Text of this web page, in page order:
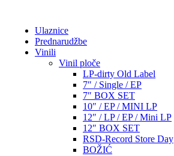
Ulaznice
Prednarudžbe
Vinili
Vinil ploče
LP-dirty Old Label
7″ / Single / EP
7″ BOX SET
10″ / EP / MINI LP
12″ / LP / EP / Mini LP
12″ BOX SET
RSD-Record Store Day
BOŽIĆ